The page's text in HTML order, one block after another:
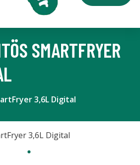
SMARTFRYER
3,6L Digital